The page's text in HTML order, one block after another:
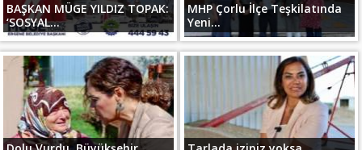
BAŞKAN MÜGE YILDIZ TOPAK:
‘SOSYAL...
MHP Çorlu İlçe Teşkilatında
Yeni...